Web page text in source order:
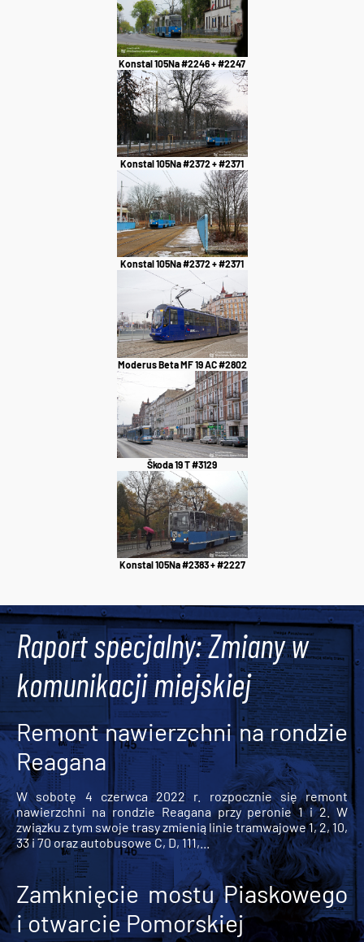
Konstal 105Na #2246 + #2247
Konstal 105Na #2372 + #2371
Konstal 105Na #2372 + #2371
Moderus Beta MF 19 AC #2802
Škoda 19 T #3129
Konstal 105Na #2383 + #2227
Raport specjalny: Zmiany w
komunikacji miejskiej
Remont nawierzchni na rondzie
Reagana
W sobotę 4 czerwca 2022 r. rozpocznie się remont
nawierzchni na rondzie Reagana przy peronie 1 i 2. W
związku z tym swoje trasy zmienią linie tramwajowe 1, 2, 10,
33 i 70 oraz autobusowe C, D, 111,...
Zamknięcie mostu Piaskowego
i otwarcie Pomorskiej